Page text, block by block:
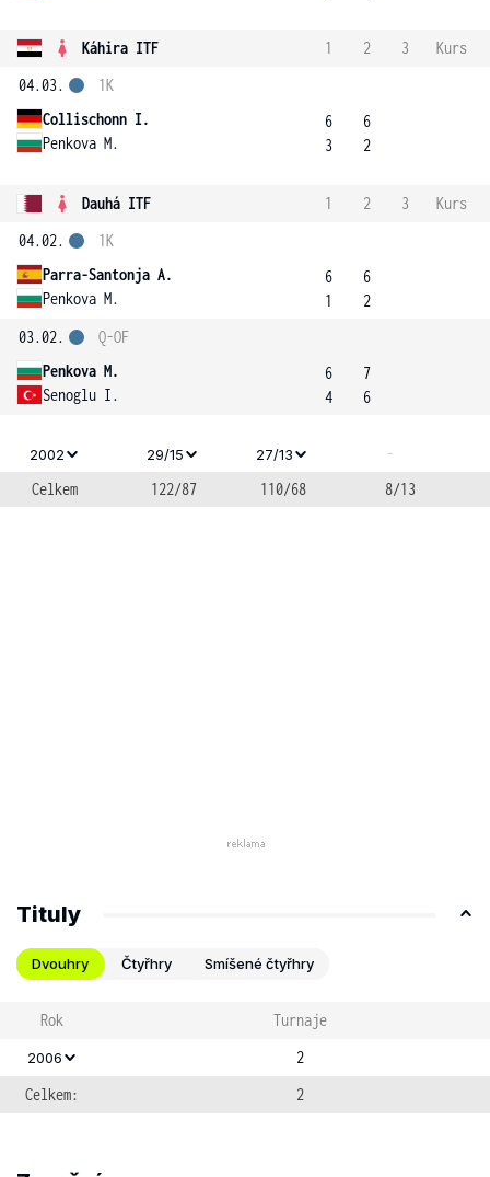
Káhira ITF 1 2 3
Kurs
04.03.
Collischonn I.
Penkova M.
1K
6
3
6
2
Dauhá ITF 1 2 3
Kurs
04.02.
Parra-Santonja A.
Penkova M.
1K
6
1
6
2
03.02.
Penkova M.
Senoglu I.
Q-OF
6
4
7
6
2002 29/15 27/13
-
Celkem
122/87 110/68 8/13
Tituly
Dvouhry Čtyřhry Smíšené čtyřhry
Rok Turnaje
2006
2
Celkem:
2